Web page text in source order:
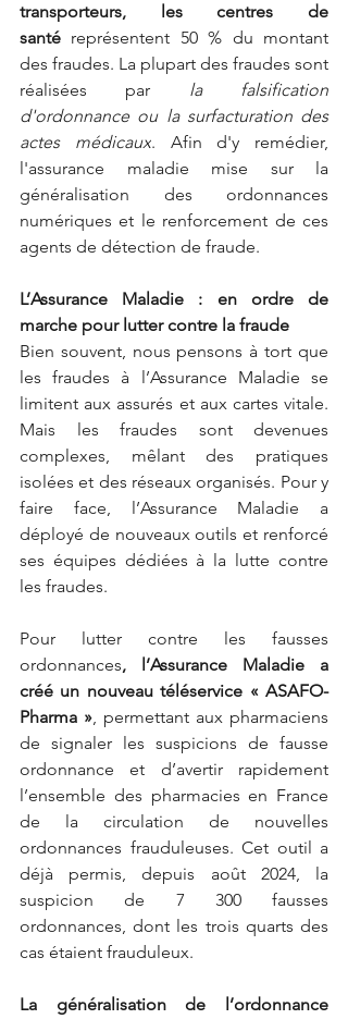
transporteurs, les centres de
santé représentent 50 % du montant
des fraudes. La plupart des fraudes sont
réalisées par
la falsification
d'ordonnance ou la surfacturation des
actes médicaux. Afin d'y remédier,
l'assurance maladie mise sur la
généralisation des ordonnances
numériques et le renforcement de ces
agents de détection de fraude.
L’Assurance Maladie : en ordre de
marche pour lutter contre la fraude
Bien souvent, nous pensons à tort que
les fraudes à l’Assurance Maladie se
limitent aux assurés et aux cartes vitale.
Mais les fraudes sont devenues
complexes, mêlant des pratiques
isolées et des réseaux organisés. Pour y
faire face, l’Assurance Maladie a
déployé de nouveaux outils et renforcé
ses équipes dédiées à la lutte contre
les fraudes.
Pour lutter contre les fausses
ordonnances, l’Assurance Maladie a
créé un nouveau téléservice « ASAFO-
Pharma », permettant aux pharmaciens
de signaler les suspicions de fausse
ordonnance et d’avertir rapidement
l’ensemble des pharmacies en France
de la circulation de nouvelles
ordonnances frauduleuses. Cet outil a
déjà permis, depuis août 2024, la
suspicion de 7 300 fausses
ordonnances, dont les trois quarts des
cas étaient frauduleux.
La généralisation de l’ordonnance